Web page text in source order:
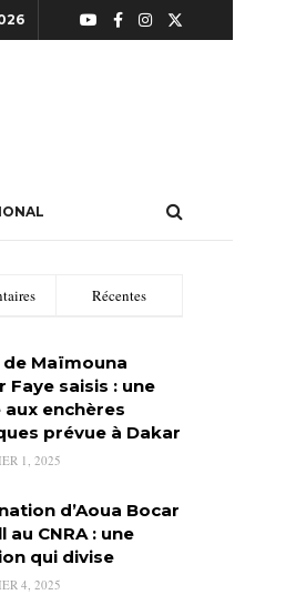
Récentes
de Maïmouna
Faye saisis : une
enchères
prévue à Dakar
1, 2025
d’Aoua Bocar
au CNRA : une
qui divise
4, 2025